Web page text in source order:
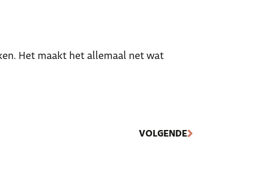
Het maakt het allemaal net wat
VOLGENDE